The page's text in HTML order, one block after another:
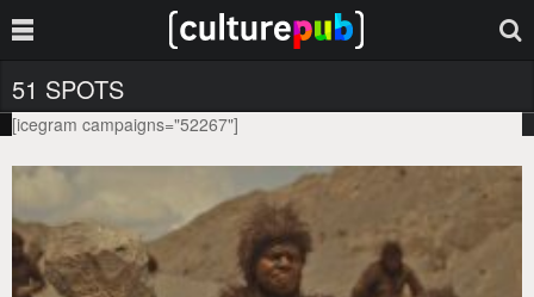
51 SPOTS
[icegram campaigns="52267"]